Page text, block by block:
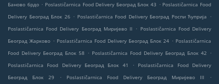
Баново брдо . Poslastičarnica Food Delivery Београд Блок 43 . Poslastičarnica Food
Delivery Београд Блок 26 . Poslastičarnica Food Delivery Београд Роспи Ћуприја
.
Poslastičarnica Food Delivery Београд Миријево II
. Poslastičarnica Food Delivery
Београд Жарково . Poslastičarnica Food Delivery Београд Блок 24 . Poslastičarnica
Food Delivery Београд Блок 58
. Poslastičarnica Food Delivery Београд Блок 42
.
Poslastičarnica Food Delivery Београд Блок 41
.
Poslastičarnica Food Delivery
Београд Блок 29
. Poslastičarnica Food Delivery Београд Миријево III
.